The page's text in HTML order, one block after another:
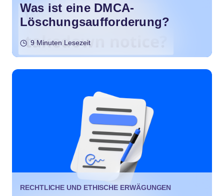
Was ist eine DMCA-
Löschungsaufforderung?
9 Minuten Lesezeit
RECHTLICHE UND ETHISCHE ERWÄGUNGEN